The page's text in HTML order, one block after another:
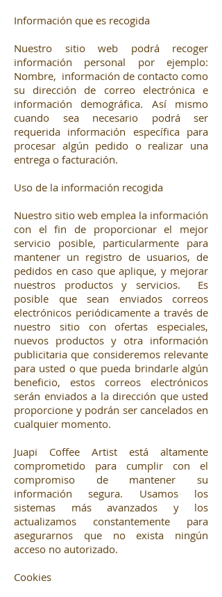
Información que es recogida
Nuestro sitio web podrá recoger
información personal por ejemplo:
Nombre, información de contacto como
su dirección de correo electrónica e
información demográfica. Así mismo
cuando sea necesario podrá ser
requerida información específica para
procesar algún pedido o realizar una
entrega o facturación.
Uso de la información recogida
Nuestro sitio web emplea la información
con el fin de proporcionar el mejor
servicio posible, particularmente para
mantener un registro de usuarios, de
pedidos en caso que aplique, y mejorar
nuestros productos y servicios. Es
posible que sean enviados correos
electrónicos periódicamente a través de
nuestro sitio con ofertas especiales,
nuevos productos y otra información
publicitaria que consideremos relevante
para usted o que pueda brindarle algún
beneficio, estos correos electrónicos
serán enviados a la dirección que usted
proporcione y podrán ser cancelados en
cualquier momento.
Juapi Coffee Artist está altamente
comprometido para cumplir con el
compromiso de mantener su
información segura. Usamos los
sistemas más avanzados y los
actualizamos constantemente para
asegurarnos que no exista ningún
acceso no autorizado.
Cookies